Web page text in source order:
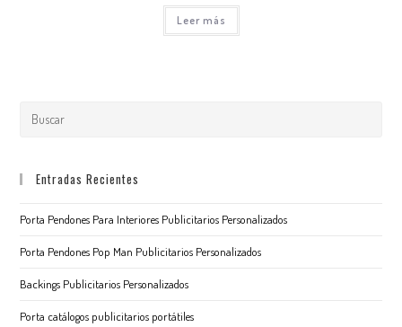
Leer más
Entradas Recientes
Porta Pendones Para Interiores Publicitarios Personalizados
Porta Pendones Pop Man Publicitarios Personalizados
Backings Publicitarios Personalizados
Porta catálogos publicitarios portátiles